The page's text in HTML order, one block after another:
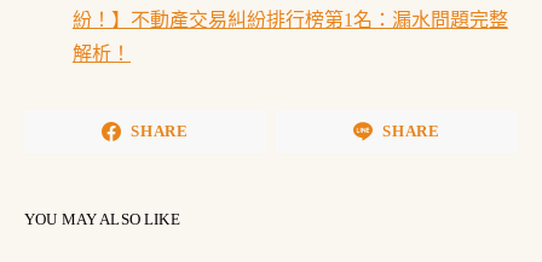
紛！】不動產交易糾紛排行榜第1名：漏水問題完整
解析！
SHARE SHARE
YOU MAY ALSO LIKE